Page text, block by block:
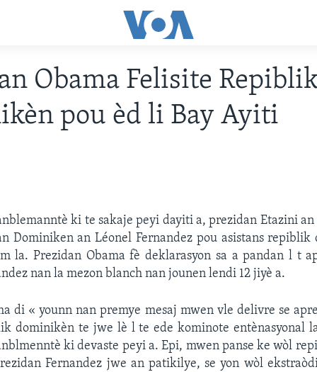
Obama Felisite
pou èd li Bay Ayiti
ki te sakaje peyi dayiti a, prezidan Etazini an
Dominiken an Léonel Fernandez pou asistans repiblik
la. Prezidan Obama fè deklarasyon sa a pandan l t
nan la mezon blanch nan jounen lendi 12 jiyè a.
di « younn nan premye mesaj mwen vle delivre se
dominikèn te jwe lè l te ede kominote entènasyonal
ki devaste peyi a. Epi, mwen panse ke wòl
Fernandez jwe an patikilye, se yon wòl